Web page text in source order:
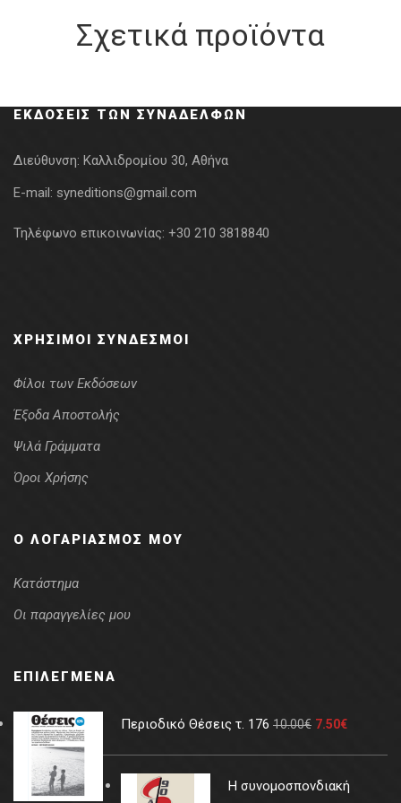
Σχετικά προϊόντα
ΕΚΔΌΣΕΙΣ ΤΩΝ ΣΥΝΑΔΈΛΦΩΝ
Διεύθυνση: Καλλιδρομίου 30, Αθήνα
E-mail: syneditions@gmail.com
Τηλέφωνο επικοινωνίας: +30 210 3818840
ΧΡΉΣΙΜΟΙ ΣΎΝΔΕΣΜΟΙ
Φίλοι των Εκδόσεων
Έξοδα Αποστολής
Ψιλά Γράμματα
Όροι Χρήσης
Ο ΛΟΓΑΡΙΑΣΜΌΣ ΜΟΥ
Κατάστημα
Οι παραγγελίες μου
ΕΠΙΛΕΓΜΈΝΑ
Περιοδικό Θέσεις τ. 176 10.00€ 7.50€
Η συνομοσπονδιακή